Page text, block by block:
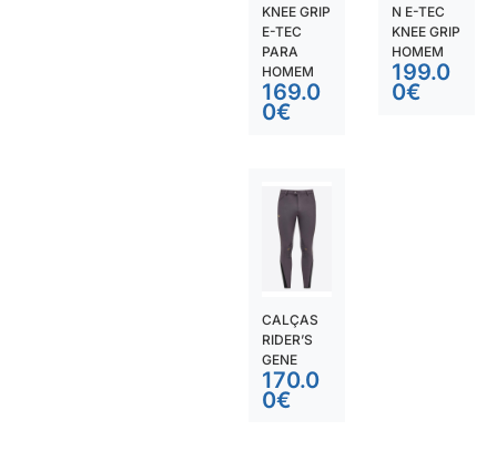
KNEE GRIP
E-TEC
PARA
HOMEM
169.0
0€
N E-TEC
KNEE GRIP
HOMEM
199.0
0€
CALÇAS
RIDER’S
GENE
170.0
0€